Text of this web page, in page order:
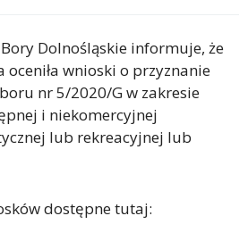
Dolnośląskie informuje, że
oceniła wnioski o przyznanie
nr 5/2020/G w zakresie
i niekomercyjnej
lub rekreacyjnej lub
dostępne tutaj: